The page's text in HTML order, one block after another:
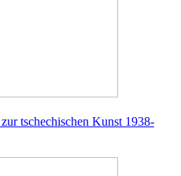
tschechischen Kunst 1938-